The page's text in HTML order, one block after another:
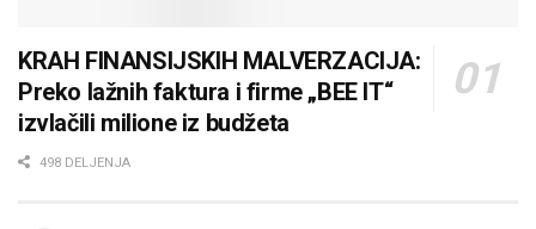
KRAH FINANSIJSKIH MALVERZACIJA:
Preko lažnih faktura i firme „BEE IT“
izvlačili milione iz budžeta
498 DELJENJA